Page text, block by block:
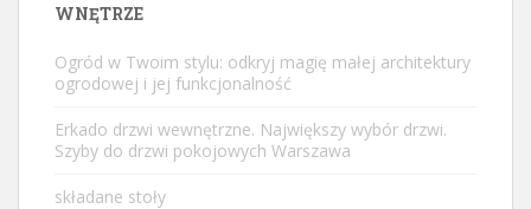
WNĘTRZE
Ogród w Twoim stylu: odkryj magię małej architektury
ogrodowej i jej funkcjonalność
Erkado drzwi wewnętrzne. Największy wybór drzwi.
Szyby do drzwi pokojowych Warszawa
składane stoły